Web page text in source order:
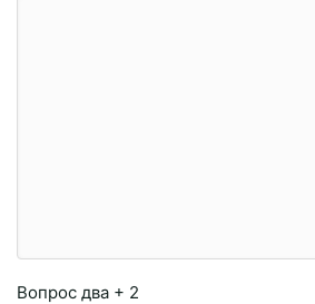
Вопрос два + 2